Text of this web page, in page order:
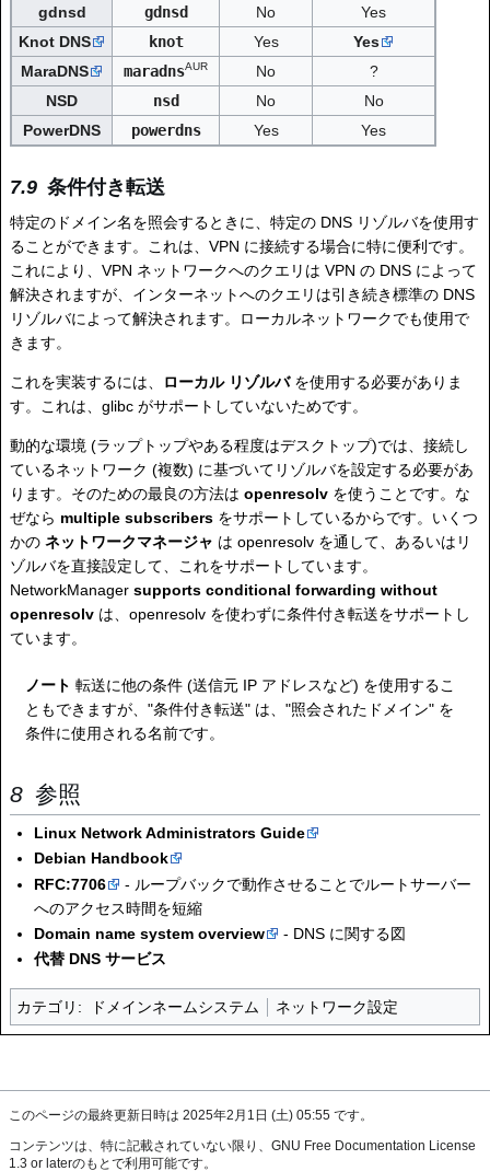
gdnsd
gdnsd No
Yes
Knot DNS
knot Yes
Yes
MaraDNS
maradnsAUR No
?
NSD
nsd No
No
PowerDNS
powerdns Yes Yes
条件付き転送
特定のドメイン名を照会するときに、特定の DNS リゾルバを使用す
ることができます。これは、VPN に接続する場合に特に便利です。
これにより、VPN ネットワークへのクエリは VPN の DNS によって
解決されますが、インターネットへのクエリは引き続き標準の DNS
リゾルバによって解決されます。ローカルネットワークでも使用で
きます。
これを実装するには、 ローカル リゾルバを使用する必要がありま
す。これは、glibc がサポートしていないためです。
動的な環境 (ラップトップやある程度はデスクトップ)では、接続し
ているネットワーク (複数) に基づいてリゾルバを設定する必要があ
ります。そのための最良の方法は openresolv を使うことです。な
ぜなら multiple subscribers をサポートしているからです。いくつ
かの ネットワークマネージャ は openresolv を通して、あるいはリ
ゾルバを直接設定して、これをサポートしています。
NetworkManager supports conditional forwarding without
openresolv は、openresolv を使わずに条件付き転送をサポートし
ています。
ノート 転送に他の条件 (送信元 IP アドレスなど) を使用するこ
ともできますが、"条件付き転送" は、"照会されたドメイン" を
条件に使用される名前です。
参照
Linux Network Administrators Guide
Debian Handbook
RFC:7706
- ループバックで動作させることでルートサーバー
へのアクセス時間を短縮
Domain name system overview
- DNS に関する図
代替 DNS サービス
カテゴリ : ドメインネームシステム ネットワーク設定
このページの最終更新日時は 2025年2月1日 (土) 05:55 です。
コンテンツは、特に記載されていない限り、 GNU Free Documentation License
1.3 or laterのもとで利用可能です。